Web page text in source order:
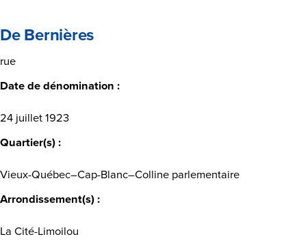
De Bernières
rue
Date de dénomination :
24 juillet 1923
Quartier(s) :
Vieux-Québec–Cap-Blanc–Colline parlementaire
Arrondissement(s) :
La Cité-Limoilou